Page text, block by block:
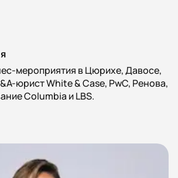
мероприятия в Цюрихе, Давосе,
юрист White & Case, PwC, Ренова,
Columbia и LBS.